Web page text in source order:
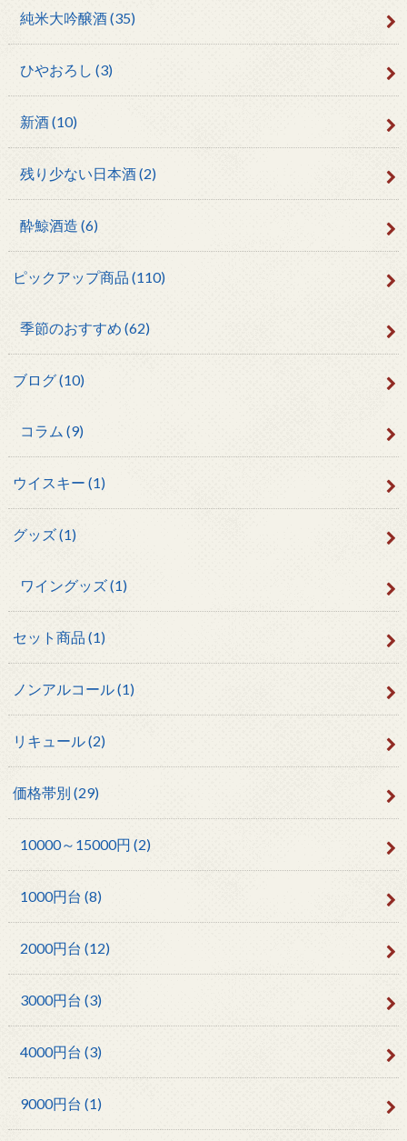
純米大吟醸酒(35)
ひやおろし (3)
新酒(10)
残り少ない日本酒(2)
酔鯨酒造 (6)
ピックアップ商品 (110)
季節のおすすめ (62)
ブログ(10)
コラム (9)
ウイスキー (1)
グッズ(1)
ワイングッズ(1)
セット商品 (1)
ノンアルコール(1)
リキュール(2)
価格帯別 (29)
10000～15000円 (2)
1000円台 (8)
2000円台 (12)
3000円台 (3)
4000円台 (3)
9000円台 (1)